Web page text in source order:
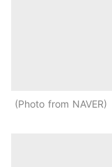
Photo from NAVER